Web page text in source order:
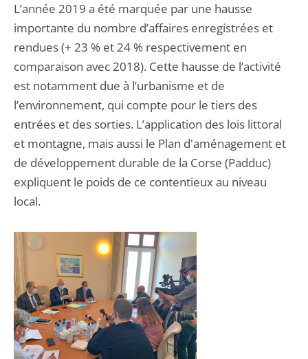
L’année 2019 a été marquée par une hausse
importante du nombre d’affaires enregistrées et
rendues (+ 23 % et 24 % respectivement en
comparaison avec 2018). Cette hausse de l’activité
est notamment due à l’urbanisme et de
l’environnement, qui compte pour le tiers des
entrées et des sorties. L’application des lois littoral
et montagne, mais aussi le Plan d'aménagement et
de développement durable de la Corse (Padduc)
expliquent le poids de ce contentieux au niveau
local.